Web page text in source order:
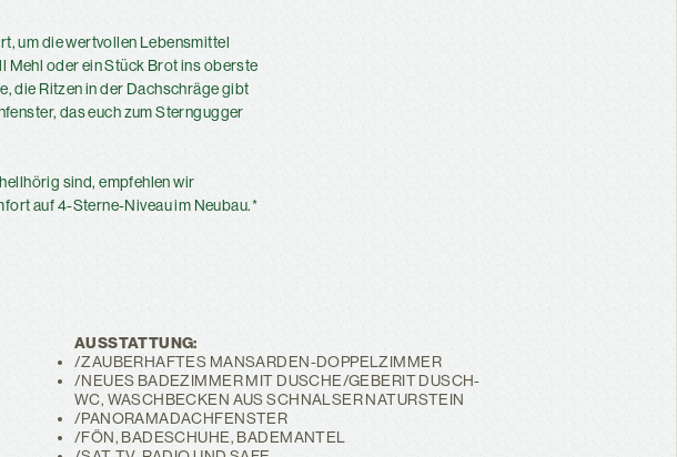
um die wertvollen Lebensmittel
Mehl oder ein Stück Brot ins oberste
die Ritzen in der Dachschräge gibt
das euch zum Sterngugger
sind, empfehlen wir
auf 4-Sterne-Niveau im Neubau.*
AUSSTATTUNG:
ZAUBERHAFTES MANSARDEN-DOPPELZIMMER
NEUES BADEZIMMER MIT DUSCHE/GEBERIT DUSCH-
WC, WASCHBECKEN AUS SCHNALSER NATURSTEIN
PANORAMADACHFENSTER
FÖN, BADESCHUHE, BADEMANTEL